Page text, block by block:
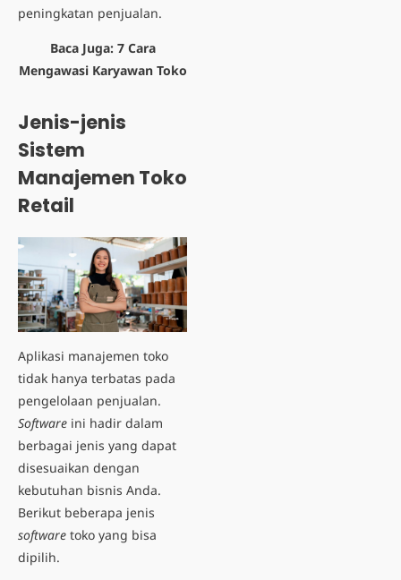
peningkatan penjualan.
Baca Juga: 7 Cara
Mengawasi Karyawan Toko
Jenis-jenis
Sistem
Manajemen Toko
Retail
Aplikasi manajemen toko
tidak hanya terbatas pada
pengelolaan penjualan.
Software ini hadir dalam
berbagai jenis yang dapat
disesuaikan dengan
kebutuhan bisnis Anda.
Berikut beberapa jenis
software toko yang bisa
dipilih.